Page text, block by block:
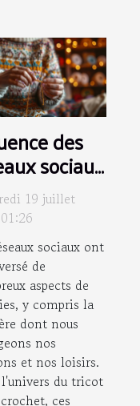
des
sociaux
et
19 juillet
sociaux ont
de
aspects de
y compris la
dont nous
nos
et nos loisirs.
du tricot
ces